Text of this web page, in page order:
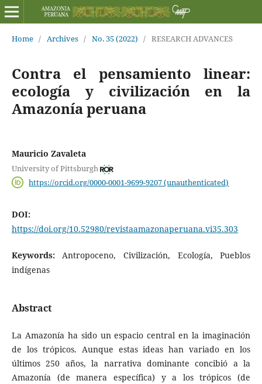
Home / Archives / No. 35 (2022) / RESEARCH ADVANCES
Contra el pensamiento linear:
ecología y civilización en la
Amazonía peruana
Mauricio Zavaleta
University of Pittsburgh
https://orcid.org/0000-0001-9699-9207 (unauthenticated)
DOI:
https://doi.org/10.52980/revistaamazonaperuana.vi35.303
Keywords:Antropoceno, Civilización, Ecología, Pueblos
indígenas
Abstract
La Amazonía ha sido un espacio central en la imaginación
de los trópicos. Aunque estas ideas han variado en los
últimos 250 años, la narrativa dominante concibió a la
Amazonía (de manera específica) y a los trópicos (de